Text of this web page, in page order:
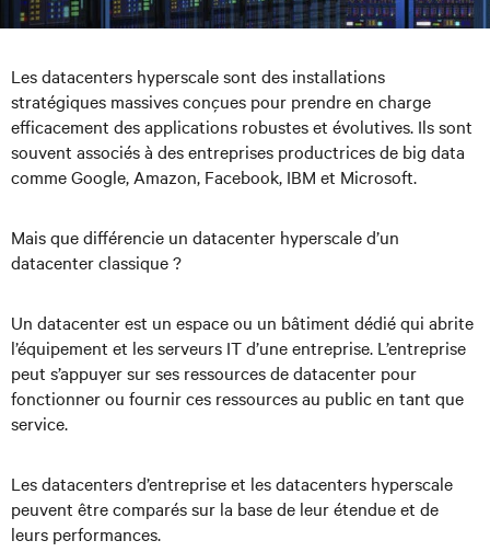
Les datacenters hyperscale sont des installations
stratégiques massives conçues pour prendre en charge
efficacement des applications robustes et évolutives. Ils sont
souvent associés à des entreprises productrices de big data
comme Google, Amazon, Facebook, IBM et Microsoft.
Mais que différencie un datacenter hyperscale d’un
datacenter classique ?
Un datacenter est un espace ou un bâtiment dédié qui abrite
l’équipement et les serveurs IT d’une entreprise. L’entreprise
peut s’appuyer sur ses ressources de datacenter pour
fonctionner ou fournir ces ressources au public en tant que
service.
Les datacenters d’entreprise et les datacenters hyperscale
peuvent être comparés sur la base de leur étendue et de
leurs performances.